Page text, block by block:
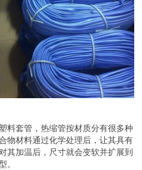
料套管，热缩管按材质分有很多种
物材料通过化学处理后，让其具有
其加温后，尺寸就会变软并扩展到
。